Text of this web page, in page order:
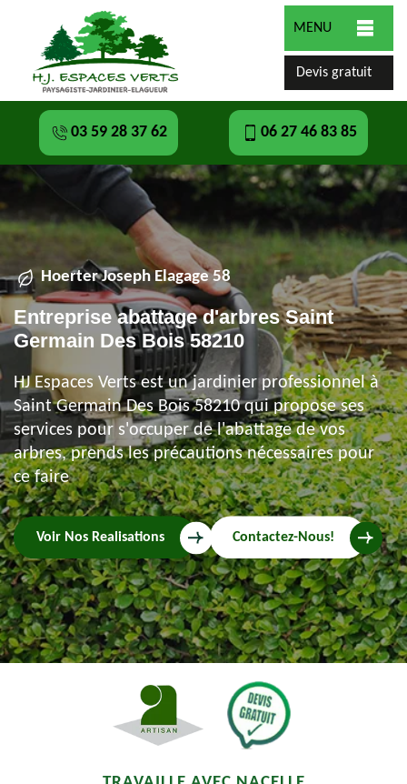
MENU
Devis gratuit
03 59 28 37 62 06 27 46 83 85
Hoerter Joseph Elagage 58
Entreprise abattage d'arbres Saint
Germain Des Bois 58210
HJ Espaces Verts est un jardinier professionnel à
Saint Germain Des Bois 58210 qui propose ses
services pour s'occuper de l'abattage de vos
arbres, prends les précautions nécessaires pour
ce faire
Voir Nos Realisations Contactez-Nous!